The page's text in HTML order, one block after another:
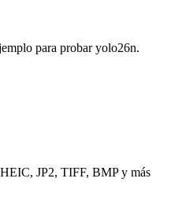
para probar yolo26n.
JP2, TIFF, BMP y más